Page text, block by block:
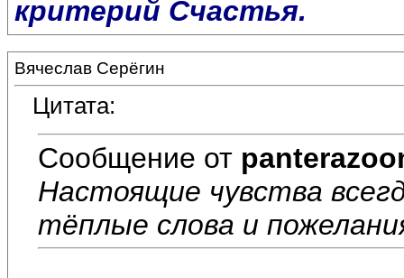
критерий Счастья.
Вячеслав Серёгин
Цитата:
Сообщение от
Настоящие чувства
тёплые слова и